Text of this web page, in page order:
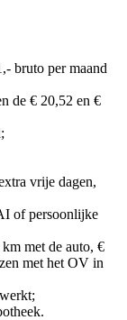
bruto per maand
de € 20,52 en €
vrije dagen,
of persoonlijke
met de auto, €
met het OV in